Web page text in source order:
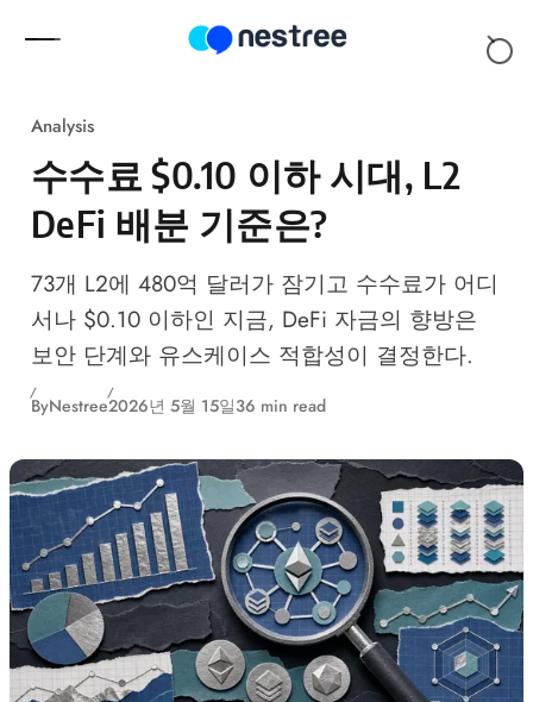
Analysis
수수료 $0.10 이하 시대, L2
DeFi 배분 기준은?
73개 L2에 480억 달러가 잠기고 수수료가 어디
서나 $0.10 이하인 지금, DeFi 자금의 향방은
보안 단계와 유스케이스 적합성이 결정한다.
ByNestree2026년 5월 15일36 min read